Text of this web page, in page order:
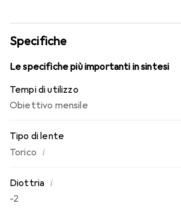
indossabilità che conosci. Comfort e
tutto il giorno con queste lenti mensili.
Specifiche
Le specifiche più importanti in sintesi
Tempi di utilizzo
Obiettivo mensile
Tipo di lente
Torico i
Diottria i
-2